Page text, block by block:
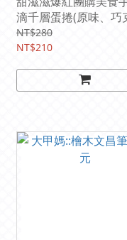
滴千層蛋捲(原味、巧
力、咖啡、芝麻、海苔)
NT$280
NT$210